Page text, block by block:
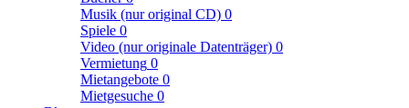
Musik (nur original CD) 0
Spiele 0
Video (nur originale Datenträger) 0
Vermietung 0
Mietangebote 0
Mietgesuche 0